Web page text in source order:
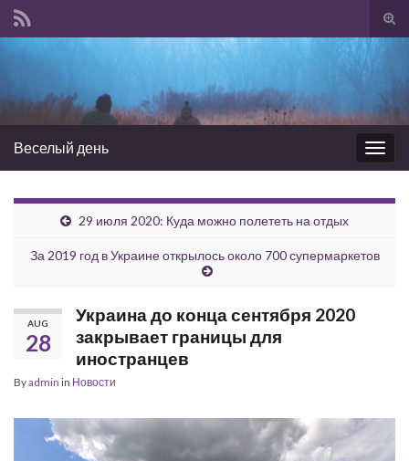
Веселый день
29 июля 2020: Куда можно полететь на отдых
За 2019 год в Украине открылось около 700 супермаркетов
AUG
28
Украина до конца сентября 2020
закрывает границы для
иностранцев
Byadmin in Новости